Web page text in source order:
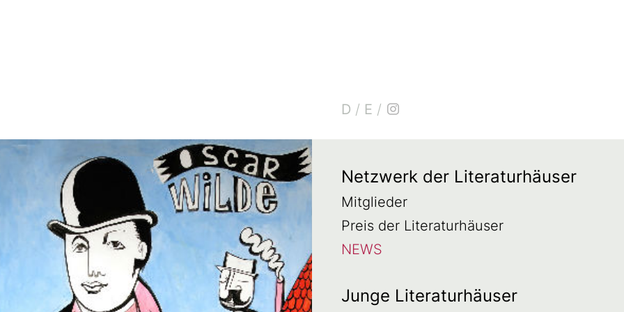
D / E /
Netzwerk der Literaturhäuser
Mitglieder
Preis der Literaturhäuser
NEWS
Junge Literaturhäuser